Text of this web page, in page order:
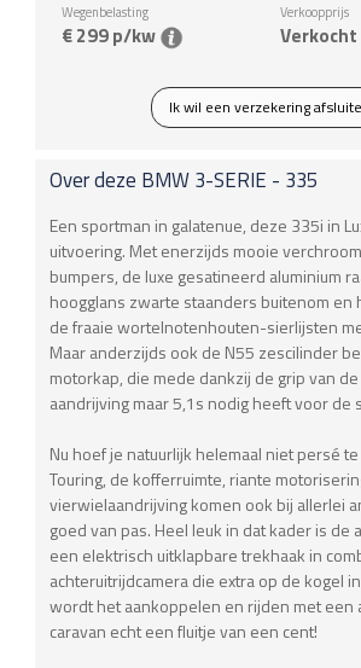
Wegenbelasting
€ 299 p/kw
Verkoopprijs
Verkocht
Ik wil een verzekering
Over deze BMW3-SERIE - 335
Een sportman in galatenue, deze 335i in
uitvoering. Met enerzijds mooie
bumpers, de luxe gesatineerd aluminium
hoogglans zwarte staanders buitenom en
de fraaie wortelnotenhouten-sierlijsten
Maar anderzijds ook de N55 zescilinder
motorkap, die mede dankzij de grip van
aandrijving maar 5,1s nodig heeft voor de
Nu hoef je natuurlijk helemaal niet persé
Touring, de kofferruimte, riante
vierwielaandrijving komen ook bij allerlei
goed van pas. Heel leuk in dat kader is de
een elektrisch uitklapbare trekhaak in
achteruitrijdcamera die extra op de kogel
wordt het aankoppelen en rijden met een
caravan echt een fluitje van een cent!